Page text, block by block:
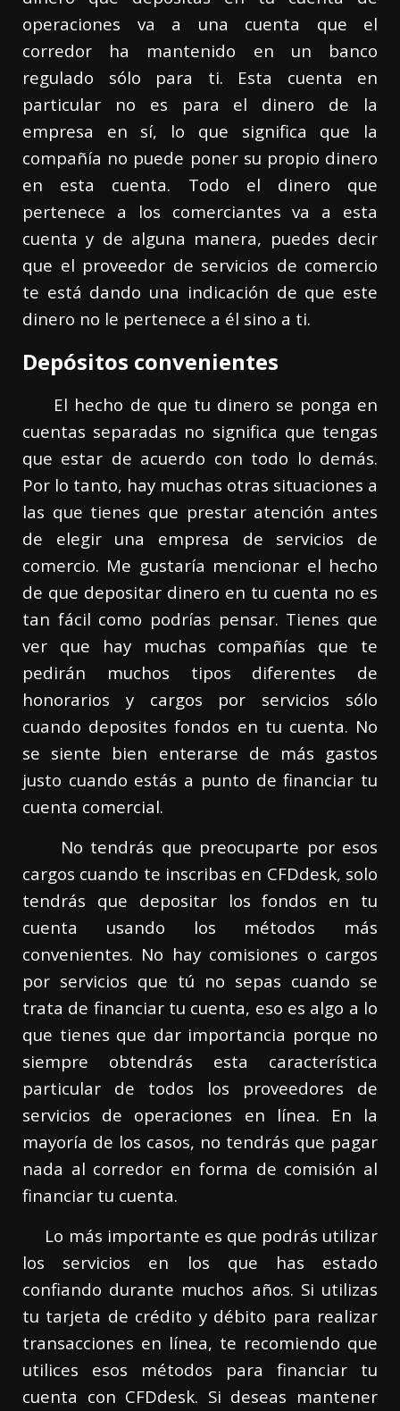
operaciones va a una cuenta que el
corredor ha mantenido en un banco
regulado sólo para ti. Esta cuenta en
particular no es para el dinero de la
empresa en sí, lo que significa que la
compañía no puede poner su propio dinero
en esta cuenta. Todo el dinero que
pertenece a los comerciantes va a esta
cuenta y de alguna manera, puedes decir
que el proveedor de servicios de comercio
te está dando una indicación de que este
dinero no le pertenece a él sino a ti.
Depósitos convenientes
El hecho de que tu dinero se ponga en
cuentas separadas no significa que tengas
que estar de acuerdo con todo lo demás.
Por lo tanto, hay muchas otras situaciones a
las que tienes que prestar atención antes
de elegir una empresa de servicios de
comercio. Me gustaría mencionar el hecho
de que depositar dinero en tu cuenta no es
tan fácil como podrías pensar. Tienes que
ver que hay muchas compañías que te
pedirán muchos tipos diferentes de
honorarios y cargos por servicios sólo
cuando deposites fondos en tu cuenta. No
se siente bien enterarse de más gastos
justo cuando estás a punto de financiar tu
cuenta comercial.
No tendrás que preocuparte por esos
cargos cuando te inscribas en CFDdesk, solo
tendrás que depositar los fondos en tu
cuenta usando los métodos más
convenientes. No hay comisiones o cargos
por servicios que tú no sepas cuando se
trata de financiar tu cuenta, eso es algo a lo
que tienes que dar importancia porque no
siempre obtendrás esta característica
particular de todos los proveedores de
servicios de operaciones en línea. En la
mayoría de los casos, no tendrás que pagar
nada al corredor en forma de comisión al
financiar tu cuenta.
Lo más importante es que podrás utilizar
los servicios en los que has estado
confiando durante muchos años. Si utilizas
tu tarjeta de crédito y débito para realizar
transacciones en línea, te recomiendo que
utilices esos métodos para financiar tu
cuenta con CFDdesk. Si deseas mantener